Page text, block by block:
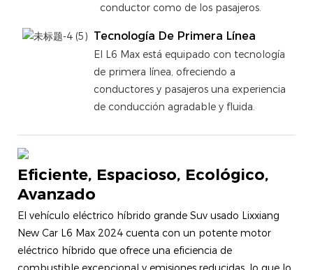
conductor como de los pasajeros.
Tecnología De Primera Línea
El L6 Max está equipado con tecnología
de primera línea, ofreciendo a
conductores y pasajeros una experiencia
de conducción agradable y fluida.
Eficiente, Espacioso, Ecológico,
Avanzado
El vehículo eléctrico híbrido grande Suv usado Lixxiang
New Car L6 Max 2024 cuenta con un potente motor
eléctrico híbrido que ofrece una eficiencia de